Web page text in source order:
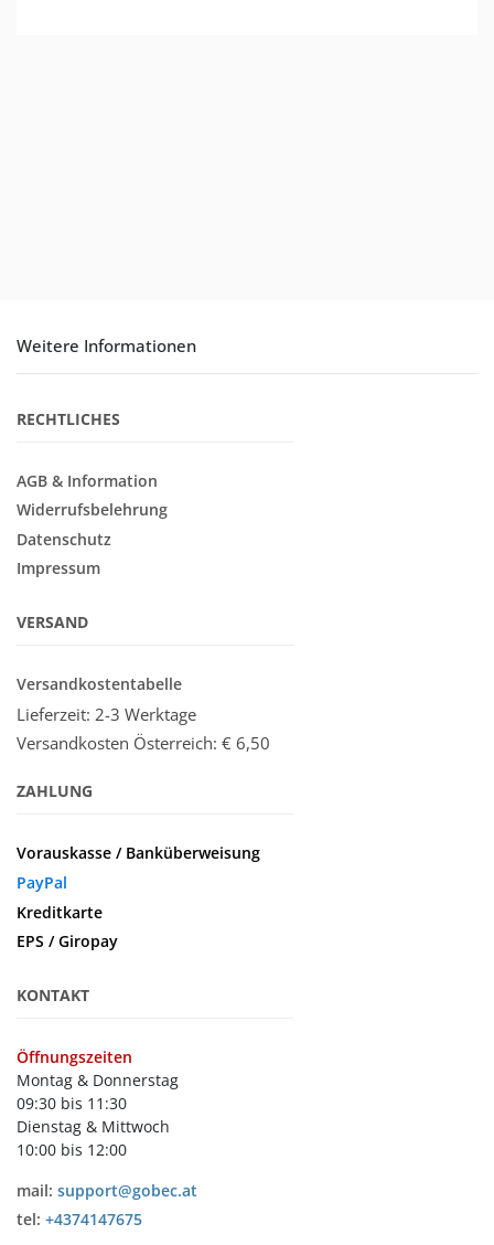
Weitere Informationen
RECHTLICHES
AGB & Information
Widerrufsbelehrung
Datenschutz
Impressum
VERSAND
Versandkostentabelle
Lieferzeit: 2-3 Werktage
Versandkosten Österreich: € 6,50
ZAHLUNG
Vorauskasse / Banküberweisung
PayPal
Kreditkarte
EPS / Giropay
KONTAKT
Öffnungszeiten
Montag & Donnerstag
09:30 bis 11:30
Dienstag & Mittwoch
10:00 bis 12:00
mail: support@gobec.at
tel: +4374147675